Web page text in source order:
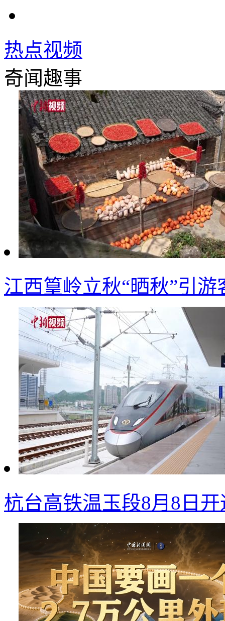
热点视频
奇闻趣事
江西篁岭立秋“晒秋”引游
杭台高铁温玉段8月8日